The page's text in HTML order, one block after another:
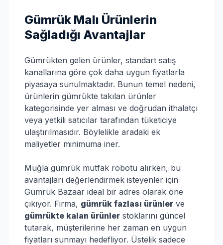
Gümrük Malı Ürünlerin
Sağladığı Avantajlar
Gümrükten gelen ürünler, standart satış
kanallarına göre çok daha uygun fiyatlarla
piyasaya sunulmaktadır. Bunun temel nedeni,
ürünlerin gümrükte takılan ürünler
kategorisinde yer alması ve doğrudan ithalatçı
veya yetkili satıcılar tarafından tüketiciye
ulaştırılmasıdır. Böylelikle aradaki ek
maliyetler minimuma iner.
Muğla gümrük mutfak robotu alırken, bu
avantajları değerlendirmek isteyenler için
Gümrük Bazaar ideal bir adres olarak öne
çıkıyor. Firma, gümrük fazlası ürünler ve
gümrükte kalan ürünler stoklarını güncel
tutarak, müşterilerine her zaman en uygun
fiyatları sunmayı hedefliyor. Üstelik sadece